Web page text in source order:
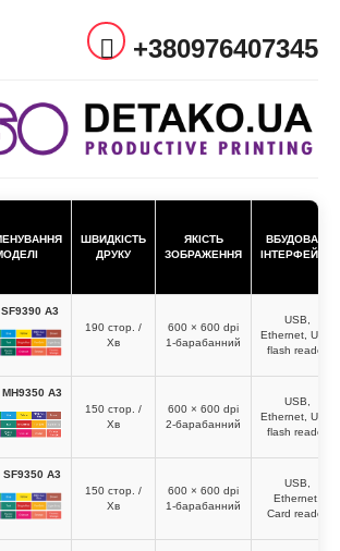
+380976407345
ШВИДКІСТЬ
ДРУКУ
ЯКІСТЬ
ЗОБРАЖЕННЯ
ВБУДОВАНІ
ІНТЕРФЕЙСИ
A3
190 стор. /
Хв
600 × 600 dpi
1-барабанний
USB,
Ethernet, USB
flash reader
MH9350 A3
150 стор. /
Хв
600 × 600 dpi
2-барабанний
USB,
Ethernet, USB
flash reader
SF9350 A3
150 стор. /
Хв
600 × 600 dpi
1-барабанний
USB,
Ethernet,
Card reader